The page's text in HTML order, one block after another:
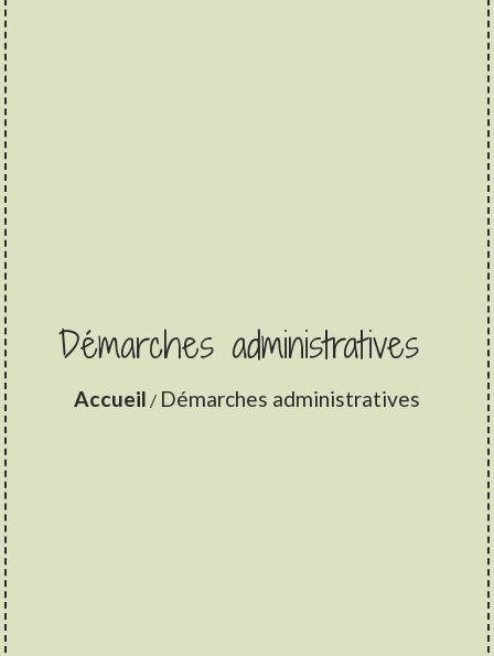
Démarches administratives
Accueil / Démarches administratives